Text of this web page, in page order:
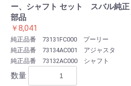
ー、シャフト セット スバル純正
部品
￥8,041
純正品番 73131FC000 プーリー
純正品番 73134AC001 アジャスタ
純正品番 73132AC000 シャフト
数量